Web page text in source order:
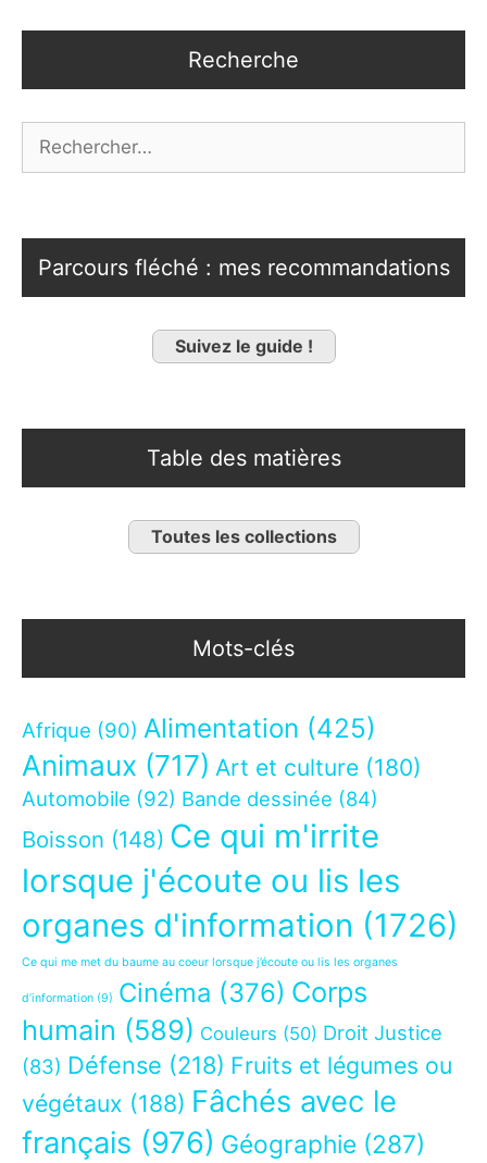
Recherche
Parcours fléché : mes recommandations
Suivez le guide !
Table des matières
Toutes les collections
Mots-clés
Afrique (90) Alimentation (425)
Animaux (717) Art et culture (180)
Automobile (92) Bande dessinée (84)
Boisson (148) Ce qui m'irrite
lorsque j'écoute ou lis les
organes d'information (1726)
Ce qui me met du baume au coeur lorsque j’écoute ou lis les organes
d’information (9) Cinéma (376) Corps
humain (589) Couleurs (50) Droit Justice
(83) Défense (218) Fruits et légumes ou
végétaux (188) Fâchés avec le
français (976) Géographie (287)